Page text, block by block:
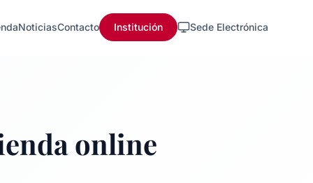
NoticiasContacto Institución Sede Electrónica
online